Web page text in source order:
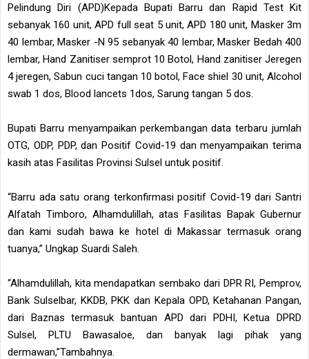
Pelindung Diri (APD)Kepada Bupati Barru dan Rapid Test Kit
sebanyak 160 unit, APD full seat 5 unit, APD 180 unit, Masker 3m
40 lembar, Masker -N 95 sebanyak 40 lembar, Masker Bedah 400
lembar, Hand Zanitiser semprot 10 Botol, Hand zanitiser Jeregen
4 jeregen, Sabun cuci tangan 10 botol, Face shiel 30 unit, Alcohol
swab 1 dos, Blood lancets 1dos, Sarung tangan 5 dos.
Bupati Barru menyampaikan perkembangan data terbaru jumlah
OTG, ODP, PDP, dan Positif Covid-19 dan menyampaikan terima
kasih atas Fasilitas Provinsi Sulsel untuk positif.
“Barru ada satu orang terkonfirmasi positif Covid-19 dari Santri
Alfatah Timboro, Alhamdulillah, atas Fasilitas Bapak Gubernur
dan kami sudah bawa ke hotel di Makassar termasuk orang
tuanya,” Ungkap Suardi Saleh.
“Alhamdulillah, kita mendapatkan sembako dari DPR RI, Pemprov,
Bank Sulselbar, KKDB, PKK dan Kepala OPD, Ketahanan Pangan,
dari Baznas termasuk bantuan APD dari PDHI, Ketua DPRD
Sulsel, PLTU Bawasaloe, dan banyak lagi pihak yang
dermawan,”Tambahnya.